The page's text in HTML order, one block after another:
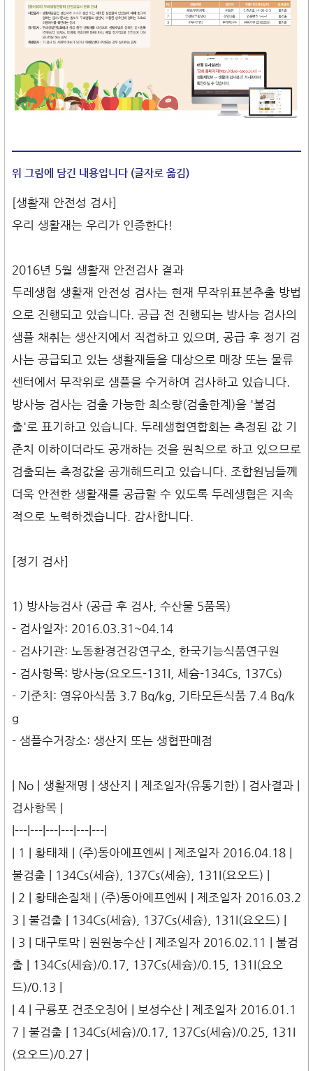
위 그림에 담긴 내용입니다 (글자로 옮김)
[생활재 안전성 검사]
우리 생활재는 우리가 인증한다!
2016년 5월 생활재 안전검사 결과
두레생협 생활재 안전성 검사는 현재 무작위표본추출 방법
으로 진행되고 있습니다. 공급 전 진행되는 방사능 검사의
샘플 채취는 생산지에서 직접하고 있으며, 공급 후 정기 검
사는 공급되고 있는 생활재들을 대상으로 매장 또는 물류
센터에서 무작위로 샘플을 수거하여 검사하고 있습니다.
방사능 검사는 검출 가능한 최소량(검출한계)을 '불검
출'로 표기하고 있습니다. 두레생협연합회는 측정된 값 기
준치 이하이더라도 공개하는 것을 원칙으로 하고 있으므로
검출되는 측정값을 공개해드리고 있습니다. 조합원님들께
더욱 안전한 생활재를 공급할 수 있도록 두레생협은 지속
적으로 노력하겠습니다. 감사합니다.
[정기 검사]
1) 방사능검사 (공급 후 검사, 수산물 5품목)
- 검사일자: 2016.03.31~04.14
- 검사기관: 노동환경건강연구소, 한국기능식품연구원
- 검사항목: 방사능(요오드-131I, 세슘-134Cs, 137Cs)
- 기준치: 영유아식품 3.7 Bq/kg, 기타모든식품 7.4 Bq/k
g
- 샘플수거장소: 생산지 또는 생협판매점
| No | 생활재명 | 생산지 | 제조일자(유통기한) | 검사결과 |
검사항목 |
|---|---|---|---|---|---|
| 1 | 황태채 | (주)동아에프엔씨 | 제조일자 2016.04.18 |
불검출 | 134Cs(세슘), 137Cs(세슘), 131I(요오드) |
| 2 | 황태손질채 | (주)동아에프엔씨 | 제조일자 2016.03.2
3 | 불검출 | 134Cs(세슘), 137Cs(세슘), 131I(요오드) |
| 3 | 대구토막 | 원원농수산 | 제조일자 2016.02.11 | 불검
출 | 134Cs(세슘)/0.17, 137Cs(세슘)/0.15, 131I(요오
드)/0.13 |
| 4 | 구룡포 건조오징어 | 보성수산 | 제조일자 2016.01.1
7 | 불검출 | 134Cs(세슘)/0.17, 137Cs(세슘)/0.25, 131I
(요오드)/0.27 |